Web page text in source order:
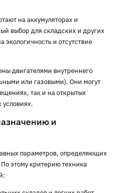
на аккумуляторах и
выбор для складских и других
и отсутствие
двигателями внутреннего
или газовыми). Они могут
так и на открытых
и
параметров, определяющих
этому критерию техника